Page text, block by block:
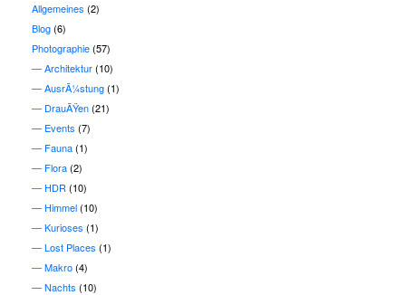
Allgemeines (2)
Blog(6)
Photographie(57)
Architektur(10)
AusrÃ¼stung(1)
DrauÃŸen(21)
Events (7)
Fauna(1)
Flora(2)
HDR (10)
Himmel(10)
Kurioses (1)
Lost Places (1)
Makro(4)
Nachts (10)